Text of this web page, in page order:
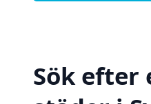
Sök